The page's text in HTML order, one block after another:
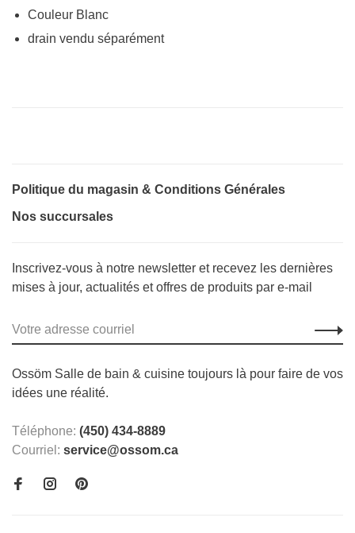
Couleur Blanc
drain vendu séparément
Politique du magasin & Conditions Générales
Nos succursales
Inscrivez-vous à notre newsletter et recevez les dernières
mises à jour, actualités et offres de produits par e-mail
Ossöm Salle de bain & cuisine toujours là pour faire de vos
idées une réalité.
Téléphone: (450) 434-8889
Courriel: service@ossom.ca